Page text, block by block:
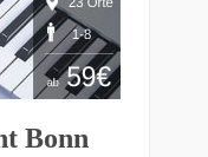
Bonn